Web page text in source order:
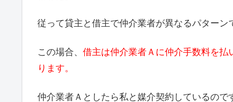
従って貸主と借主で仲介業者が異なるパターン
この場合、 借主は仲介業者Ａに仲介手数料を
ります。
仲介業者Ａとしたら私と媒介契約しているの